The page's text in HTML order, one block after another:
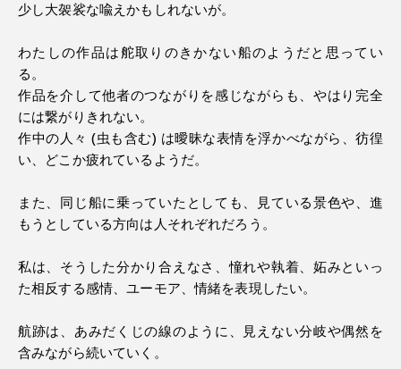
少し大袈裟な喩えかもしれないが。
わたしの作品は舵取りのきかない船のようだと思ってい
る。
作品を介して他者のつながりを感じながらも、やはり完全
には繋がりきれない。
作中の人々 (虫も含む) は曖昧な表情を浮かべながら、彷徨
い、どこか疲れているようだ。
また、同じ船に乗っていたとしても、見ている景色や、進
もうとしている方向は人それぞれだろう。
私は、そうした分かり合えなさ、憧れや執着、妬みといっ
た相反する感情、ユーモア、情緒を表現したい。
航跡は、あみだくじの線のように、見えない分岐や偶然を
含みながら続いていく。